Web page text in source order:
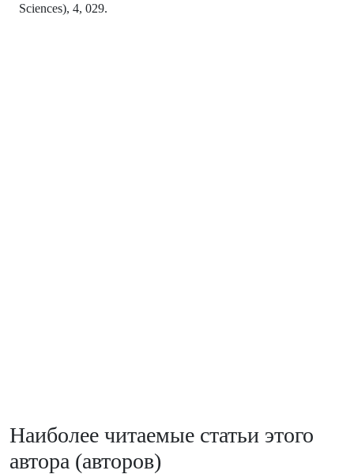
Sciences), 4, 029.
Наиболее читаемые статьи этого
автора (авторов)